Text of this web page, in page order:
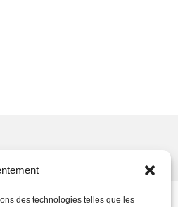
des technologies telles que les